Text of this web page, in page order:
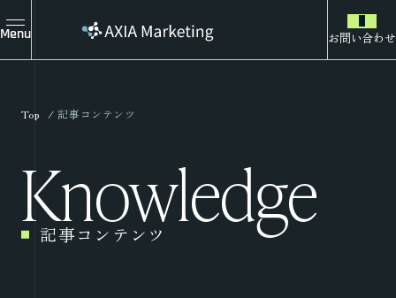
Menu お問い合わせ
Top 記事コンテンツ
Knowledge
記事コンテンツ